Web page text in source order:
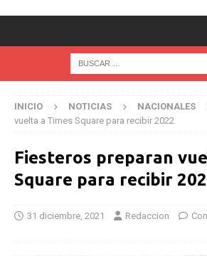
INICIO NOTICIAS NACIONALES
vuelta a Times Square para recibir 2022
Fiesteros preparan
Square para recibir
31 diciembre, 2021 Redaccion